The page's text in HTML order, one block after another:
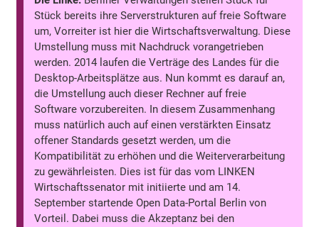
Stück bereits ihre Serverstrukturen auf freie Software
um, Vorreiter ist hier die Wirtschaftsverwaltung. Diese
Umstellung muss mit Nachdruck vorangetrieben
werden. 2014 laufen die Verträge des Landes für die
Desktop-Arbeitsplätze aus. Nun kommt es darauf an,
die Umstellung auch dieser Rechner auf freie
Software vorzubereiten. In diesem Zusammenhang
muss natürlich auch auf einen verstärkten Einsatz
offener Standards gesetzt werden, um die
Kompatibilität zu erhöhen und die Weiterverarbeitung
zu gewährleisten. Dies ist für das vom LINKEN
Wirtschaftssenator mit initiierte und am 14.
September startende Open Data-Portal Berlin von
Vorteil. Dabei muss die Akzeptanz bei den